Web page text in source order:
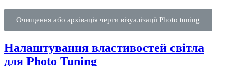
Очищення або архівація черги візуалізації Photo tuning
Налаштування властивостей світла
для Photo Tuning